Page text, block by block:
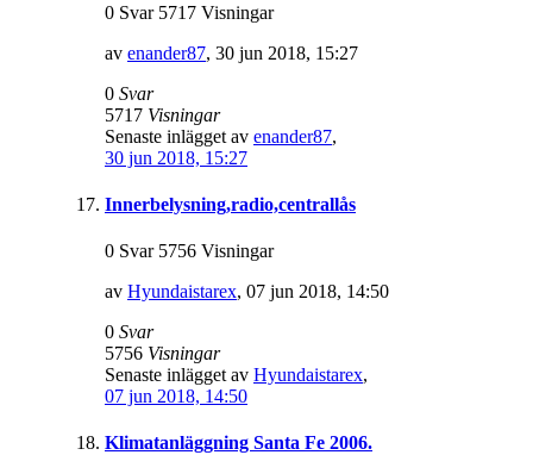
0 Svar 5717 Visningar
av enander87, 30 jun 2018, 15:27
0 Svar
5717 Visningar
Senaste inlägget av enander87,
30 jun 2018, 15:27
Innerbelysning,radio,centrallås
0 Svar 5756 Visningar
av Hyundaistarex, 07 jun 2018, 14:50
0 Svar
5756 Visningar
Senaste inlägget av Hyundaistarex,
07 jun 2018, 14:50
Klimatanläggning Santa Fe 2006.